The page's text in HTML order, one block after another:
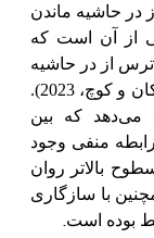
در حاشیه ماندن
از آن است که
ترس از در حاشیه
ماندن و عوامل شخصیتی محدود است (اوزکان و کوچ، 2023).
می‌دهد که بین
منفی وجود
بالاتر روان
و همکاران، ۲۰۲۳) و همچنین با سازگاری
.